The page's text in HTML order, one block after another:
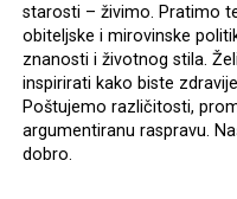
starosti – živimo. Pratimo
obiteljske i mirovinske
znanosti i životnog stila.
inspirirati kako biste
Poštujemo različitosti,
argumentiranu raspravu.
dobro.